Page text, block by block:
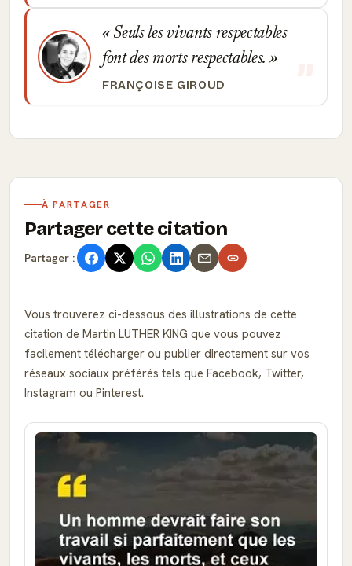
Seuls les vivants respectables
font des morts respectables.
FRANÇOISE GIROUD
À PARTAGER
Partager cette citation
Partager :
Vous trouverez ci-dessous des illustrations de cette
citation de Martin LUTHER KING que vous pouvez
facilement télécharger ou publier directement sur vos
réseaux sociaux préférés tels que Facebook, Twitter,
Instagram ou Pinterest.